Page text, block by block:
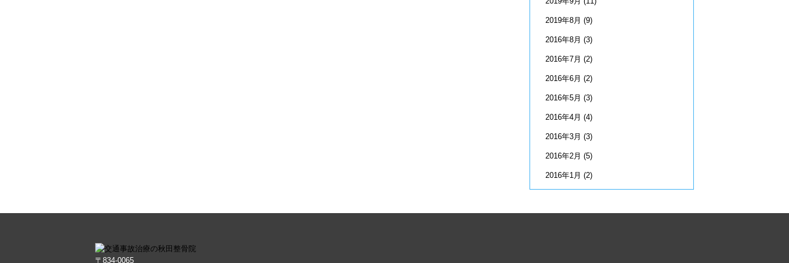
2019年8月 (9)
2016年8月 (3)
2016年7月 (2)
2016年6月 (2)
2016年5月 (3)
2016年4月 (4)
2016年3月 (3)
2016年2月 (5)
2016年1月 (2)
〒834-0065